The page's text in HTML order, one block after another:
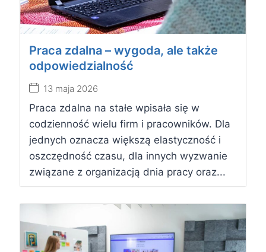
Praca zdalna – wygoda, ale także
odpowiedzialność
13 maja 2026
Praca zdalna na stałe wpisała się w
codzienność wielu firm i pracowników. Dla
jednych oznacza większą elastyczność i
oszczędność czasu, dla innych wyzwanie
związane z organizacją dnia pracy oraz...